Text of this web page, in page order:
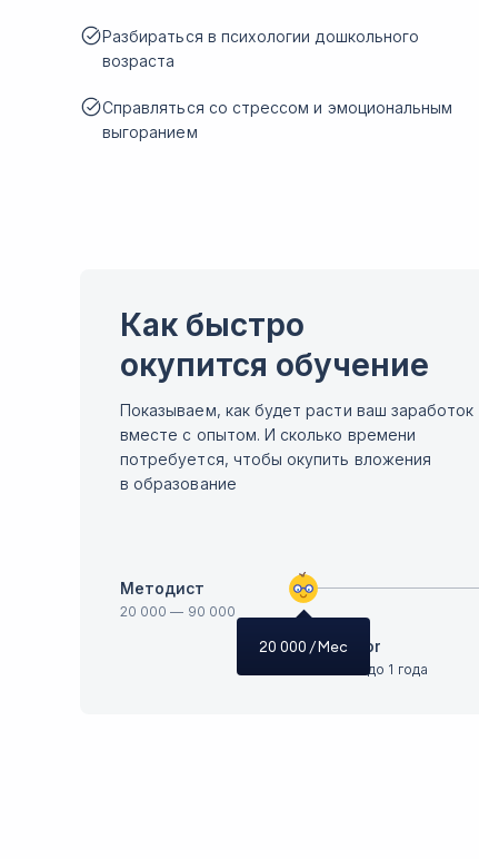
Разбираться в психологии дошкольного
возраста
Справляться со стрессом и эмоциональным
выгоранием
Как быстро
окупится обучение
Показываем, как будет расти ваш заработок
вместе с опытом. И сколько времени
потребуется, чтобы окупить вложения
в образование
Методист
20 000 — 90 000
Junior
Опыт до 1 года
20 000 / Мес